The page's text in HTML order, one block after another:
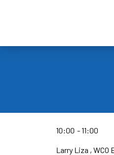
10:00 11:00
Larry Liza WCO